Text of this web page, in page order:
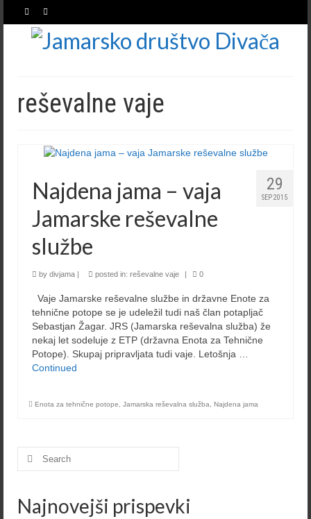
reševalne vaje
29
SEP 2015
Najdena jama – vaja
Jamarske reševalne
službe
by divjama | posted in: reševalne vaje | 0
Vaje Jamarske reševalne službe in državne Enote za
tehnične potope se je udeležil tudi naš član potapljač
Sebastjan Žagar. JRS (Jamarska reševalna služba) že
nekaj let sodeluje z ETP (državna Enota za Tehnične
Potope). Skupaj pripravljata tudi vaje. Letošnja …
Continued
Enota za tehnične potope Jamarska reševalna služba Najdena jama
Search
Najnovejši prispevki